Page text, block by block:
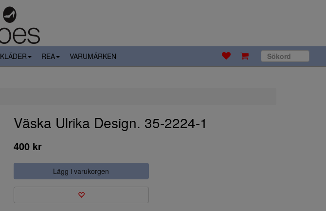
KLÄDER REA VARUMÄRKEN
Väska Ulrika Design. 35-2224-1
400 kr
Lägg i varukorgen